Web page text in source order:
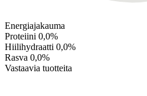
Energiajakauma
Proteiini 0,0%
Hiilihydraatti 0,0%
Rasva 0,0%
Vastaavia tuotteita